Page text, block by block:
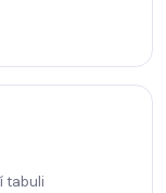
tabuli